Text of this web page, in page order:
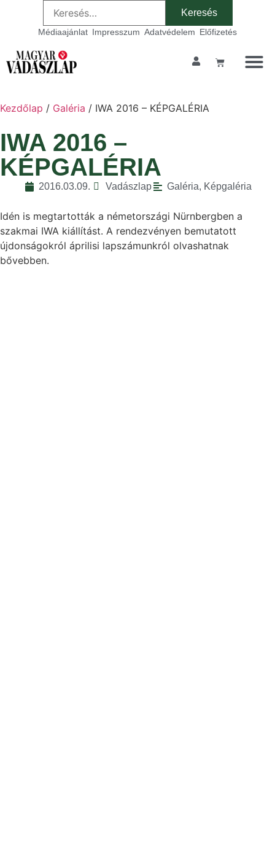
Médiaajánlat Impresszum Adatvédelem Előfizetés
Kezdőlap / Galéria / IWA 2016 – KÉPGALÉRIA
IWA 2016 –
KÉPGALÉRIA
2016.03.09. Vadászlap Galéria, Képgaléria
Idén is megtartották a németországi Nürnbergben a
szakmai IWA kiállítást. A rendezvényen bemutatott
újdonságokról áprilisi lapszámunkról olvashatnak
bővebben.